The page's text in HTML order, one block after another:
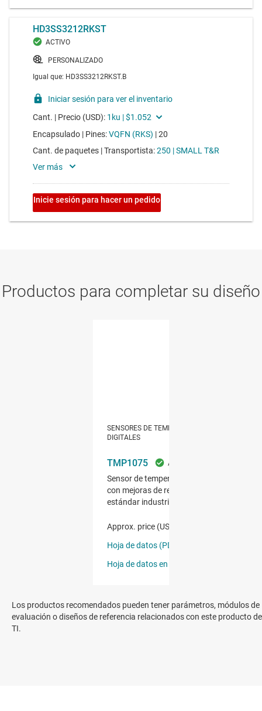
Los productos recomendados pueden tener parámetros, módulos de
evaluación o diseños de referencia relacionados con este producto de
TI.